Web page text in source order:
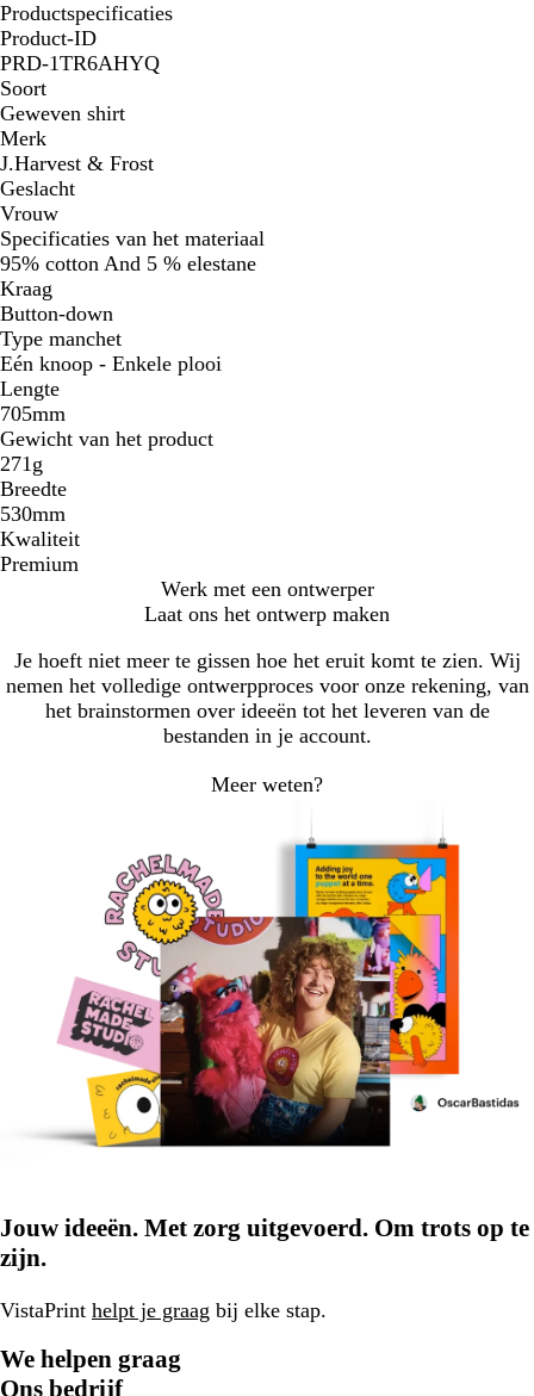
Productspecificaties
Product-ID
PRD-1TR6AHYQ
Soort
Geweven shirt
Merk
J.Harvest & Frost
Geslacht
Vrouw
Specificaties van het materiaal
95% cotton And 5 % elestane
Kraag
Button-down
Type manchet
Eén knoop - Enkele plooi
Lengte
705mm
Gewicht van het product
271g
Breedte
530mm
Kwaliteit
Premium
Werk met een ontwerper
Laat ons het ontwerp maken
Je hoeft niet meer te gissen hoe het eruit komt te zien. Wij
nemen het volledige ontwerpproces voor onze rekening, van
het brainstormen over ideeën tot het leveren van de
bestanden in je account.
Meer weten?
Jouw ideeën. Met zorg uitgevoerd. Om trots op te
zijn.
VistaPrint helpt je graag bij elke stap.
We helpen graag
Ons bedrijf